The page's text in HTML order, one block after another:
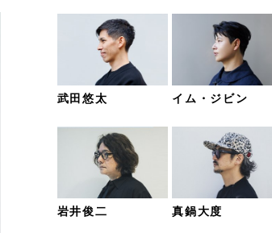
武田悠太 イム・ジビン
岩井俊二 真鍋大度